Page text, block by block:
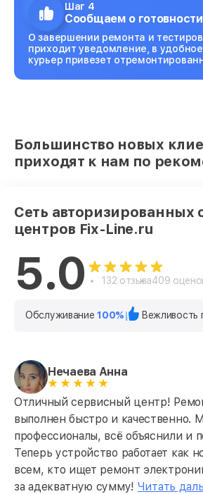
Шаг 4
Сообщаем о готовности
О завершении ремонта и
приходит уведомление, в
курьер привезет
Большинство новых
приходят к нам по
Сеть авторизированных
центров Fix-Line.ru
5.0 132 отзыва409
Обслуживание100% Вежливость
Нечаева Анна
Отличный сервисный центр!
выполнен быстро и качественно.
профессионалы, всё объяснили и
Теперь устройство работает как
всем, кто ищет ремонт
за адекватную сумму! Читать